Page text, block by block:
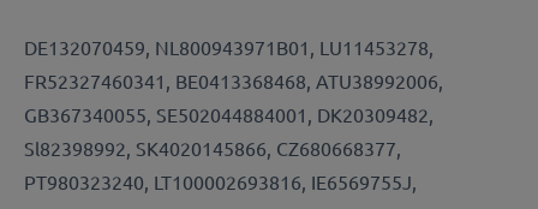
DE132070459, NL800943971B01, LU11453278,
FR52327460341, BE0413368468, ATU38992006,
GB367340055, SE502044884001, DK20309482,
Sl82398992, SK4020145866, CZ680668377,
PT980323240, LT100002693816, IE6569755J,